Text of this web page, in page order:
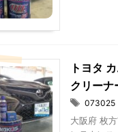
トヨタ
クリー
073025
大阪府 枚